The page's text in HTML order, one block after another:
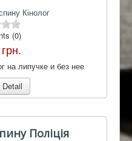
(0)
на липучке и без нее
Detail
Поліція